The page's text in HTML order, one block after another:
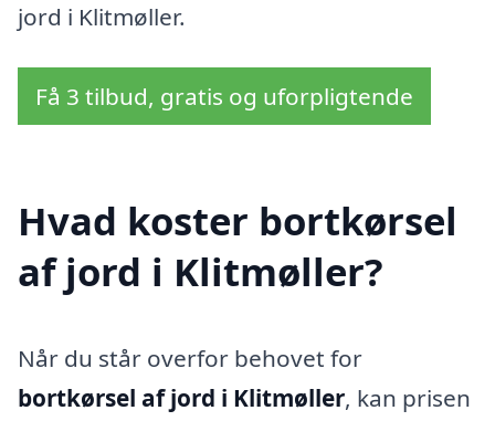
jord i Klitmøller.
Få 3 tilbud, gratis og uforpligtende
Hvad koster bortkørsel
af jord i Klitmøller?
Når du står overfor behovet for
bortkørsel af jord i Klitmøller, kan prisen